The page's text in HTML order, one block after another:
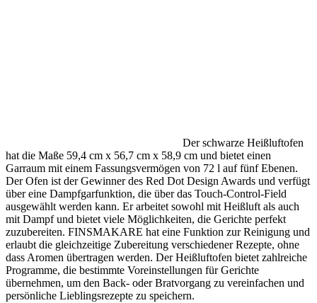
Der schwarze Heißluftofen
hat die Maße 59,4 cm x 56,7 cm x 58,9 cm und bietet einen
Garraum mit einem Fassungsvermögen von 72 l auf fünf Ebenen.
Der Ofen ist der Gewinner des Red Dot Design Awards und verfügt
über eine Dampfgarfunktion, die über das Touch-Control-Field
ausgewählt werden kann. Er arbeitet sowohl mit Heißluft als auch
mit Dampf und bietet viele Möglichkeiten, die Gerichte perfekt
zuzubereiten. FINSMAKARE hat eine Funktion zur Reinigung und
erlaubt die gleichzeitige Zubereitung verschiedener Rezepte, ohne
dass Aromen übertragen werden. Der Heißluftofen bietet zahlreiche
Programme, die bestimmte Voreinstellungen für Gerichte
übernehmen, um den Back- oder Bratvorgang zu vereinfachen und
persönliche Lieblingsrezepte zu speichern.